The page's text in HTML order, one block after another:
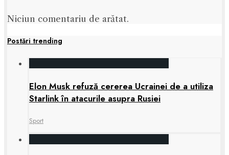
Niciun comentariu de arătat.
Postări trending
Elon Musk refuză cererea Ucrainei de a utiliza
Starlink în atacurile asupra Rusiei
Sport